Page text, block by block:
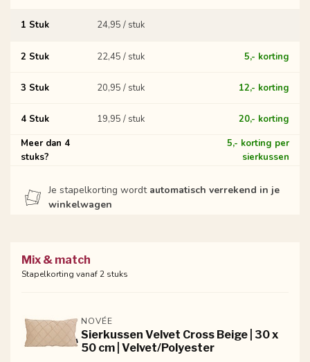
1 Stuk 24,95 / stuk
2 Stuk 22,45 / stuk 5,- korting
3 Stuk 20,95 / stuk 12,- korting
4 Stuk 19,95 / stuk
20,- korting
Meer dan 4
stuks?
5,- korting per
sierkussen
Je stapelkorting wordt automatisch verrekend in je
winkelwagen
Mix & match
Stapelkorting vanaf 2 stuks
NOVÉE
Sierkussen Velvet Cross Beige | 30 x
50 cm | Velvet/Polyester